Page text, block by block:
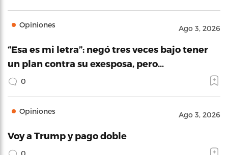
Opiniones Ago 3, 2026
“Esa es mi letra”: negó tres veces bajo tener
un plan contra su exesposa, pero…
0
Opiniones Ago 3, 2026
Voy a Trump y pago doble